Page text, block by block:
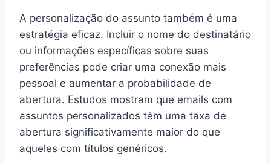
A personalização do assunto também é uma
estratégia eficaz. Incluir o nome do destinatário
ou informações específicas sobre suas
preferências pode criar uma conexão mais
pessoal e aumentar a probabilidade de
abertura. Estudos mostram que emails com
assuntos personalizados têm uma taxa de
abertura significativamente maior do que
aqueles com títulos genéricos.